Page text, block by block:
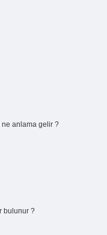
ne anlama gelir ?
bulunur ?